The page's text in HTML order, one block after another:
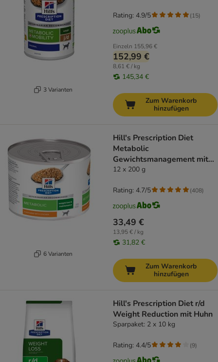
3 Varianten
Einzeln 155,96 €
152,99 €
8,61 € / kg
145,34 €
Rating: 4.9/5 (15)
Zum Warenkorb
hinzufügen
6 Varianten
Hill's Prescription Diet
Metabolic
Gewichtsmanagement mit
Huhn
12 x 200 g
33,49 €
13,95 € / kg
31,82 €
Rating: 4.7/5 (408)
Zum Warenkorb
hinzufügen
Hill's Prescription Diet r/d
Weight Reduction mit Huhn
Sparpaket: 2 x 10 kg
Rating: 4.4/5 (9)